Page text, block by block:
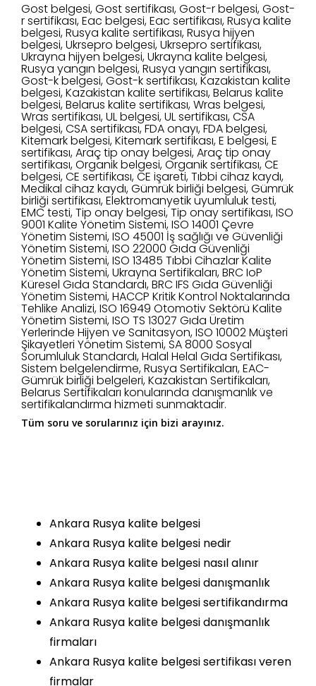
Gost belgesi, Gost sertifikası, Gost-r belgesi, Gost-
r sertifikası, Eac belgesi, Eac sertifikası, Rusya kalite
belgesi, Rusya kalite sertifikası, Rusya hijyen
belgesi, Ukrsepro belgesi, Ukrsepro sertifikası,
Ukrayna hijyen belgesi, Ukrayna kalite belgesi,
Rusya yangın belgesi, Rusya yangın sertifikası,
Gost-k belgesi, Gost-k sertifikası, Kazakistan kalite
belgesi, Kazakistan kalite sertifikası, Belarus kalite
belgesi, Belarus kalite sertifikası, Wras belgesi,
Wras sertifikası, UL belgesi, UL sertifikası, CSA
belgesi, CSA sertifikası, FDA onayı, FDA belgesi,
Kitemark belgesi, Kitemark sertifikası, E belgesi, E
sertifikası, Araç tip onay belgesi, Araç tip onay
sertifikası, Organik belgesi, Organik sertifikası, CE
belgesi, CE sertifikası, CE işareti, Tıbbi cihaz kaydı,
Medikal cihaz kaydı, Gümrük birliği belgesi, Gümrük
birliği sertifikası, Elektromanyetik uyumluluk testi,
EMC testi, Tip onay belgesi, Tip onay sertifikası, ISO
9001 Kalite Yönetim Sistemi, ISO 14001 Çevre
Yönetim Sistemi, ISO 45001 İş sağlığı ve Güvenliği
Yönetim Sistemi, ISO 22000 Gıda Güvenliği
Yönetim Sistemi, ISO 13485 Tıbbi Cihazlar Kalite
Yönetim Sistemi, Ukrayna Sertifikaları, BRC IoP
Küresel Gıda Standardı, BRC IFS Gıda Güvenliği
Yönetim Sistemi, HACCP Kritik Kontrol Noktalarında
Tehlike Analizi, ISO 16949 Otomotiv Sektörü Kalite
Yönetim Sistemi, ISO TS 13027 Gıda Üretim
Yerlerinde Hijyen ve Sanitasyon, ISO 10002 Müşteri
Şikayetleri Yönetim Sistemi, SA 8000 Sosyal
Sorumluluk Standardı, Halal Helal Gıda Sertifikası,
Sistem belgelendirme, Rusya Sertifikaları, EAC-
Gümrük birliği belgeleri, Kazakistan Sertifikaları,
Belarus Sertifikaları konularında danışmanlık ve
sertifikalandırma hizmeti sunmaktadır.
Tüm soru ve sorularınız için bizi arayınız.
Ankara Rusya kalite belgesi
Ankara Rusya kalite belgesi nedir
Ankara Rusya kalite belgesi nasıl alınır
Ankara Rusya kalite belgesi danışmanlık
Ankara Rusya kalite belgesi sertifikandırma
Ankara Rusya kalite belgesi danışmanlık
firmaları
Ankara Rusya kalite belgesi sertifikası veren
firmalar